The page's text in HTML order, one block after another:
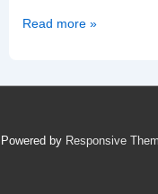
Fordulat
tesztben:
Read more »
| Powered by Responsive